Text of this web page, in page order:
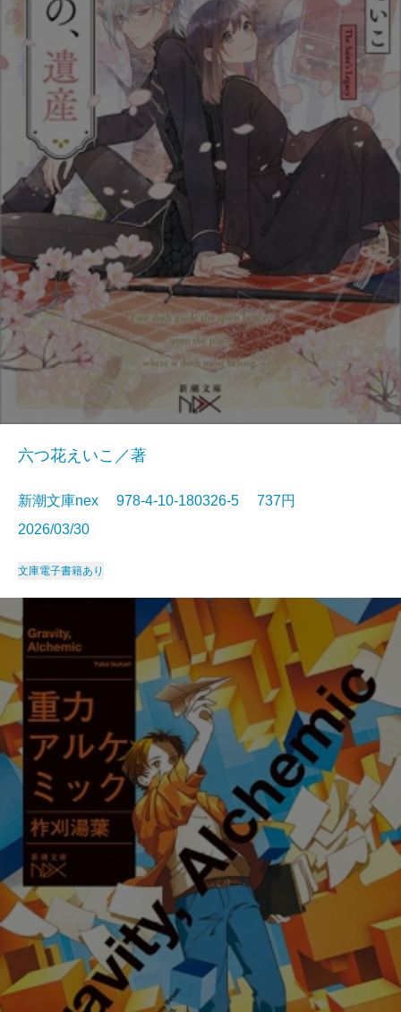
六つ花えいこ／著
新潮文庫nex 978-4-10-180326-5 737円
2026/03/30
文庫電子書籍あり